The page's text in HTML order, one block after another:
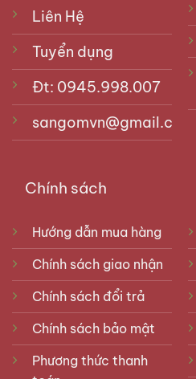
Liên Hệ
Tuyển dụng
Đt: 0945.998.007
sangomvn@gmail.com
Chính sách
Hướng dẫn mua hàng
Chính sách giao nhận
Chính sách đổi trả
Chính sách bảo mật
Phương thức thanh